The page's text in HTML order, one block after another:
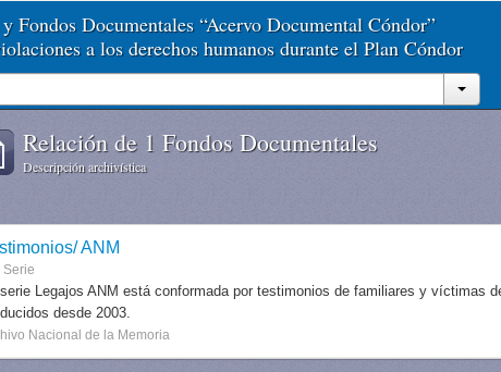
Fondos Documentales “Acervo Documental Cóndor”
a los derechos humanos durante el Plan Cóndor
Relación de 1 Fondos Documentales
Descripción archivística
ANM
Serie
Legajos ANM está conformada por testimonios de familiares y víctimas
desde 2003.
Nacional de la Memoria